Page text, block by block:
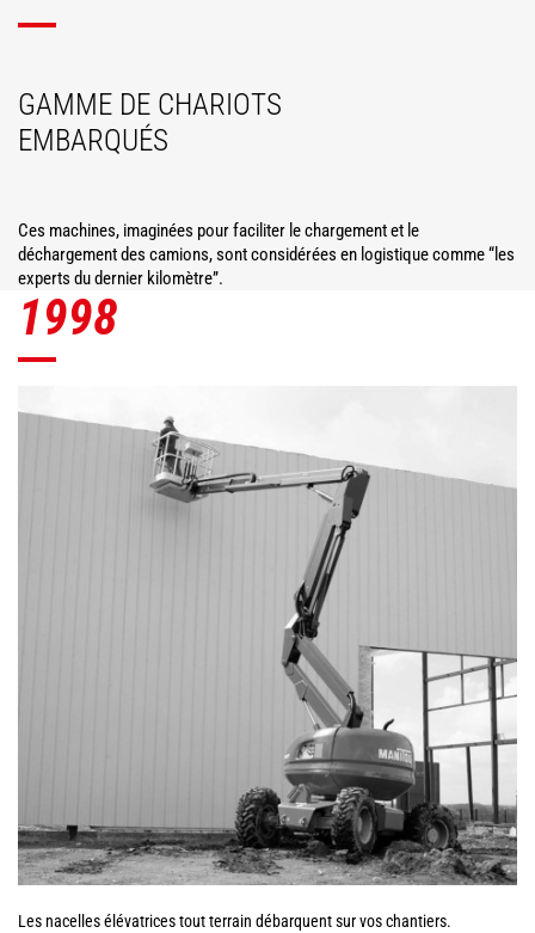
GAMME DE CHARIOTS
EMBARQUÉS
Ces machines, imaginées pour faciliter le chargement et le
déchargement des camions, sont considérées en logistique comme “les
experts du dernier kilomètre”.
1998
Les nacelles élévatrices tout terrain débarquent sur vos chantiers.